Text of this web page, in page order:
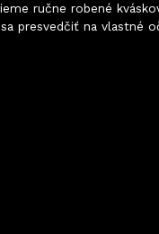
ručne robené
presvedčiť na vlastné